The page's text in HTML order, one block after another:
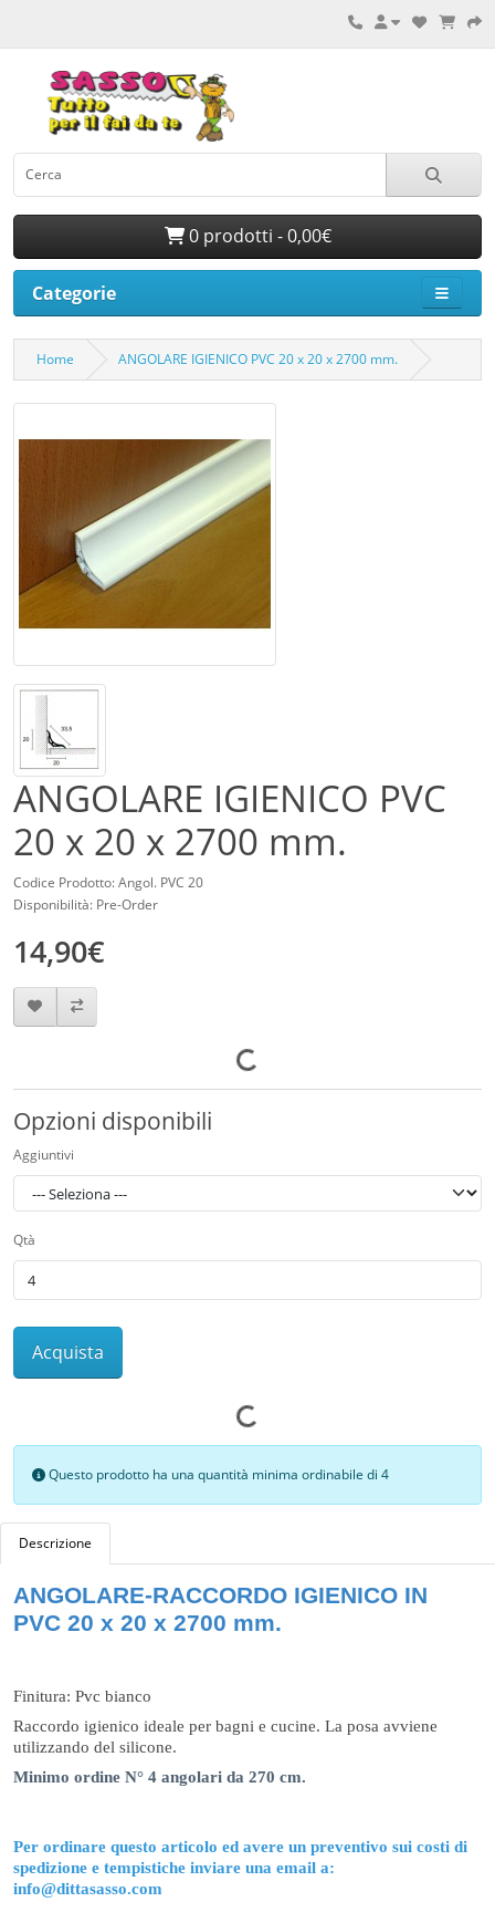
0 prodotti - 0,00€
Categorie
Home ANGOLARE IGIENICO PVC 20 x 20 x 2700 mm.
ANGOLARE IGIENICO PVC
20 x 20 x 2700 mm.
Codice Prodotto: Angol. PVC 20
Disponibilità: Pre-Order
14,90€
Opzioni disponibili
Aggiuntivi
Qtà
Acquista
Questo prodotto ha una quantità minima ordinabile di 4
Descrizione
ANGOLARE-RACCORDO IGIENICO IN
PVC 20 x 20 x 2700 mm.
Finitura: Pvc bianco
Raccordo igienico ideale per bagni e cucine. La posa avviene
utilizzando del silicone.
Minimo ordine N° 4 angolari da 270 cm.
Per ordinare questo articolo ed avere un preventivo sui costi di
spedizione e tempistiche inviare una email a:
info@dittasasso.com